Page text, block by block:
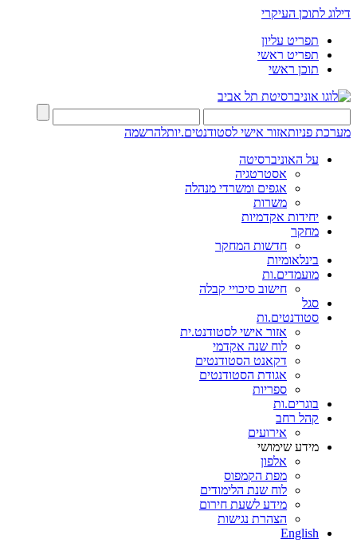
דילוג לתוכן העיקרי
תפריט עליון
תפריט ראשי
תוכן ראשי
מערכת פניותאזור אישי לסטודנטים.יותלהרשמה
על האוניברסיטה
אסטרטגיה
אגפים ומשרדי מנהלה
משרות
יחידות אקדמיות
מחקר
חדשות המחקר
בינלאומיות
מועמדים.ות
חישוב סיכויי קבלה
סגל
סטודנטים.ות
אזור אישי לסטודנט.ית
לוח שנה אקדמי
דקאנט הסטודנטים
אגודת הסטודנטים
ספריות
בוגרים.ות
קהל רחב
אירועים
מידע שימושי
אלפון
מפת הקמפוס
לוח שנת הלימודים
מידע לשעת חירום
הצהרת נגישות
English